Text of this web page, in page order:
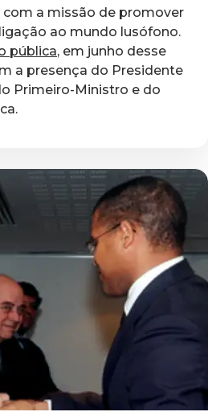
com a missão de promover
ao mundo lusófono.
pública, em junho desse
a presença do Presidente
Primeiro-Ministro e do
.